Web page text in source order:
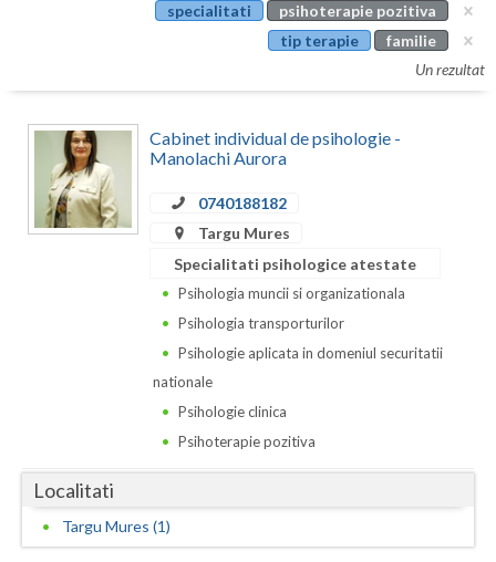
Constanta
Covasna
Hunedoara
specialitati
psihoterapie pozitiva
tip terapie
familie
Un rezultat
Cabinet individual de psihologie -
Manolachi Aurora
0740188182
Targu Mures
Specialitati psihologice atestate
Psihologia muncii si organizationala
Psihologia transporturilor
Psihologie aplicata in domeniul securitatii
nationale
Psihologie clinica
Psihoterapie pozitiva
Localitati
Targu Mures (1)